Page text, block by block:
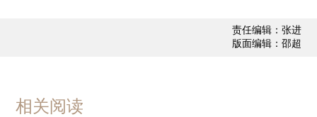
责任编辑：张进
版面编辑：邵超
相关阅读